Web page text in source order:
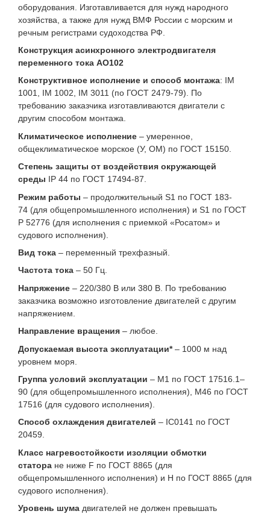
оборудования. Изготавливается для нужд народного
хозяйства, а также для нужд ВМФ России с морским и
речным регистрами судоходства РФ.
Конструкция асинхронного электродвигателя
переменного тока АО102
Конструктивное исполнение и способ монтажа: IM
1001, IM 1002, IM 3011 (по ГОСТ 2479-79). По
требованию заказчика изготавливаются двигатели с
другим способом монтажа.
Климатическое исполнение – умеренное,
общеклиматическое морское (У, ОМ) по ГОСТ 15150.
Степень защиты от воздействия окружающей
среды IP 44 по ГОСТ 17494-87.
Режим работы – продолжительный S1 по ГОСТ 183-
74 (для общепромышленного исполнения) и S1 по ГОСТ
Р 52776 (для исполнения с приемкой «Росатом» и
судового исполнения).
Вид тока – переменный трехфазный.
Частота тока – 50 Гц.
Напряжение – 220/380 В или 380 В. По требованию
заказчика возможно изготовление двигателей с другим
напряжением.
Направление вращения – любое.
Допускаемая высота эксплуатации* – 1000 м над
уровнем моря.
Группа условий эксплуатации – M1 по ГОСТ 17516.1–
90 (для общепромышленного исполнения), М46 по ГОСТ
17516 (для судового исполнения).
Способ охлаждения двигателей – IC0141 по ГОСТ
20459.
Класс нагревостойкости изоляции обмотки
статора не ниже F по ГОСТ 8865 (для
общепромышленного исполнения) и H по ГОСТ 8865 (для
судового исполнения).
Уровень шума двигателей не должен превышать